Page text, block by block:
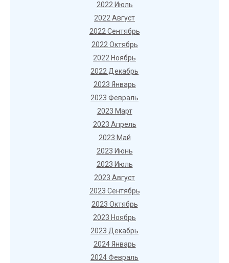
2022 Июль
2022 Август
2022 Сентябрь
2022 Октябрь
2022 Ноябрь
2022 Декабрь
2023 Январь
2023 Февраль
2023 Март
2023 Апрель
2023 Май
2023 Июнь
2023 Июль
2023 Август
2023 Сентябрь
2023 Октябрь
2023 Ноябрь
2023 Декабрь
2024 Январь
2024 Февраль